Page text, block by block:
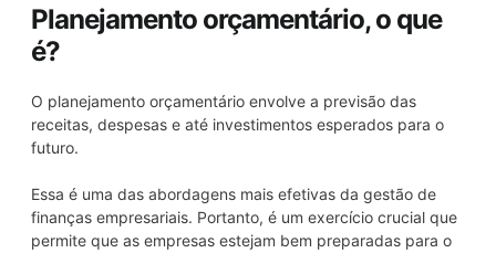
Planejamento orçamentário, o que
é?
O planejamento orçamentário envolve a previsão das
receitas, despesas e até investimentos esperados para o
futuro.
Essa é uma das abordagens mais efetivas da gestão de
finanças empresariais. Portanto, é um exercício crucial que
permite que as empresas estejam bem preparadas para o